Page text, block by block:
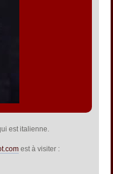
est italienne.
est à visiter :